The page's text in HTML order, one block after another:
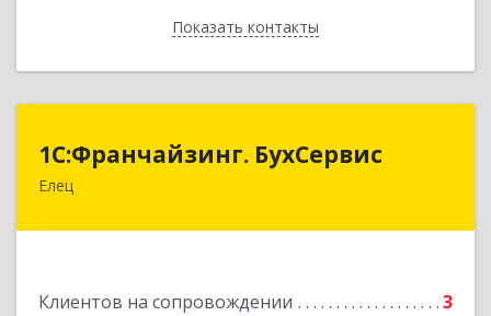
Показать контакты
Назад
1С:Франчайзинг. БухСервис
Елец
Клиентов на сопровождении 3
1С:Франчайзинг. БухСервис